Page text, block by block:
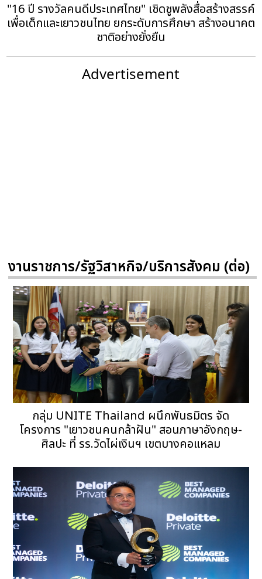
"16 ปี รางวัลคนดีประเทศไทย" เชิดชูพลังสื่อสร้างสรรค์
เพื่อเด็กและเยาวชนไทย ยกระดับการศึกษา สร้างอนาคต
ชาติอย่างยั่งยืน
Advertisement
งานราชการ/รัฐวิสาหกิจ/บริการสังคม (ต่อ)
กลุ่ม UNITE Thailand ผนึกพันธมิตร จัด
โครงการ "เยาวชนคนกล้าฝัน" สอนภาษาอังกฤษ-
ศิลปะ ที่ รร.วัดไผ่เงินฯ เขตบางคอแหลม